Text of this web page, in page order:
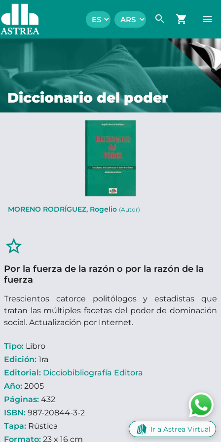
search shopping_cart menu
Diccionario del poder
MORENO RODRÍGUEZ, Rogelio (Autor)
star_border
Por la fuerza de la razón o por la razón de la
fuerza
Trescientos catorce politólogos y estadistas que
tratan las múltiples facetas del poder de dominación
social. Actualización por Internet.
Tipo: Libro
Edición: 1ra
Editorial: Dicciobibliografía Editora
Año: 2005
Páginas: 432
ISBN: 987-20844-3-2
Tapa: Rústica
Formato: 23 x 16 cm
Ir a Astrea Virtual